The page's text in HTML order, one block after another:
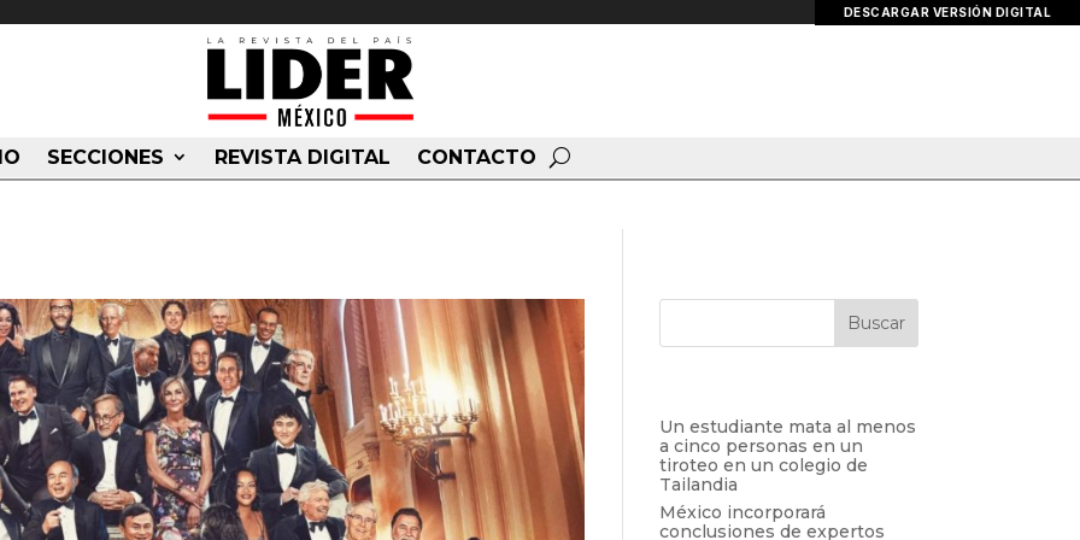
SECCIONES REVISTA DIGITAL CONTACTO
DESCARGAR VERSIÓN DIGITAL
Un estudiante mata al menos
a cinco personas en un
tiroteo en un colegio de
Tailandia
México incorporará
conclusiones de expertos